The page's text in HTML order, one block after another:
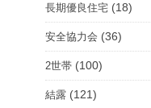
長期優良住宅 (18)
安全協力会 (36)
2世帯 (100)
結露 (121)